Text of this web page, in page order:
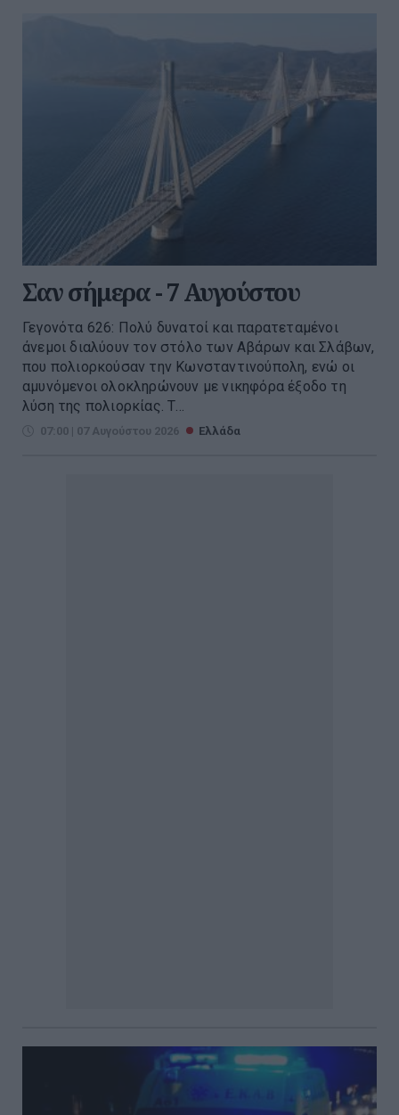
Σαν σήμερα - 7 Αυγούστου
Γεγονότα 626: Πολύ δυνατοί και παρατεταμένοι
άνεμοι διαλύουν τον στόλο των Αβάρων και Σλάβων,
που πολιορκούσαν την Κωνσταντινούπολη, ενώ οι
αμυνόμενοι ολοκληρώνουν με νικηφόρα έξοδο τη
λύση της πολιορκίας. Τ...
07:00 | 07 Αυγούστου 2026 Ελλάδα